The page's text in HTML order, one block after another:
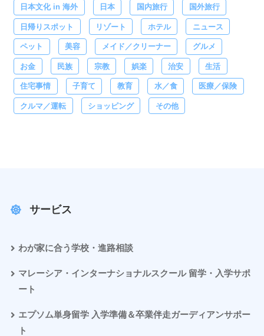
日本文化 in 海外 日本 国内旅行 国外旅行
日帰りスポット リゾート ホテル ニュース
ペット 美容 メイド／クリーナー グルメ
お金 民族 宗教 娯楽 治安 生活
住宅事情 子育て 教育 水／食 医療／保険
クルマ／運転 ショッピング その他
サービス
わが家に合う学校・進路相談
マレーシア・インターナショナルスクール 留学・入学サポ
ート
エプソム単身留学 入学準備＆卒業伴走ガーディアンサポー
ト